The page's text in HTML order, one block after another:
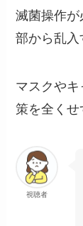
滅菌操作
部から乱入
マスクや
策を全くせ
視聴者